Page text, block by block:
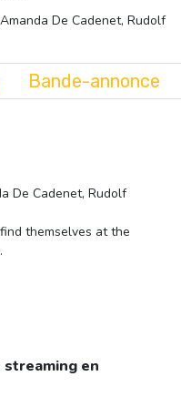
De Cadenet, Rudolf
Bande-annonce
De Cadenet, Rudolf
themselves at the
streaming en